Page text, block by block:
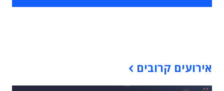
אירועים קרובים